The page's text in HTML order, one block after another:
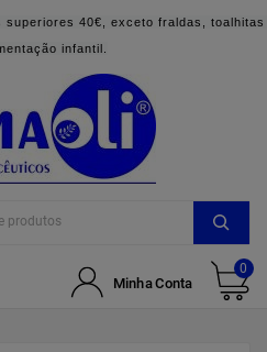
superiores 40€, exceto fraldas, toalhitas
infantil.
Minha Conta
0